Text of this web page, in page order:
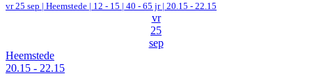
vr 25 sep | Heemstede | 12 - 15 | 40 - 65 jr | 20.15 - 22.15
vr
25
sep
Heemstede
20.15 - 22.15